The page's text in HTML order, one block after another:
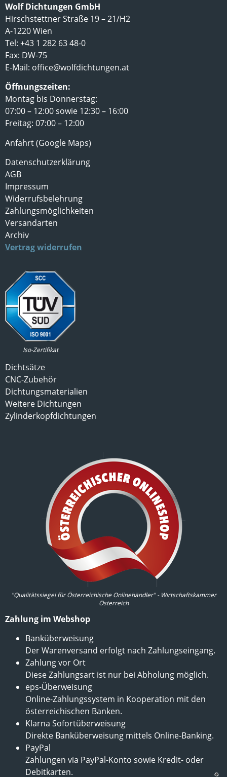
Wolf Dichtungen GmbH
Hirschstettner Straße 19 – 21/H2
A-1220 Wien
Tel: +43 1 282 63 48-0
Fax: DW-75
E-Mail: office@wolfdichtungen.at
Öffnungszeiten:
Montag bis Donnerstag:
07:00 – 12:00 sowie 12:30 – 16:00
Freitag: 07:00 – 12:00
Anfahrt (Google Maps)
Datenschutzerklärung
AGB
Impressum
Widerrufsbelehrung
Zahlungsmöglichkeiten
Versandarten
Archiv
Vertrag widerrufen
Iso-Zertifikat
Dichtsätze
CNC-Zubehör
Dichtungsmaterialien
Weitere Dichtungen
Zylinderkopfdichtungen
"Qualitätssiegel für Österreichische Onlinehändler" - Wirtschaftskammer
Österreich
Zahlung im Webshop
Banküberweisung
Der Warenversand erfolgt nach Zahlungseingang.
Zahlung vor Ort
Diese Zahlungsart ist nur bei Abholung möglich.
eps-Überweisung
Online-Zahlungssystem in Kooperation mit den
österreichischen Banken.
Klarna Sofortüberweisung
Direkte Banküberweisung mittels Online-Banking.
PayPal
Zahlungen via PayPal-Konto sowie Kredit- oder
Debitkarten.